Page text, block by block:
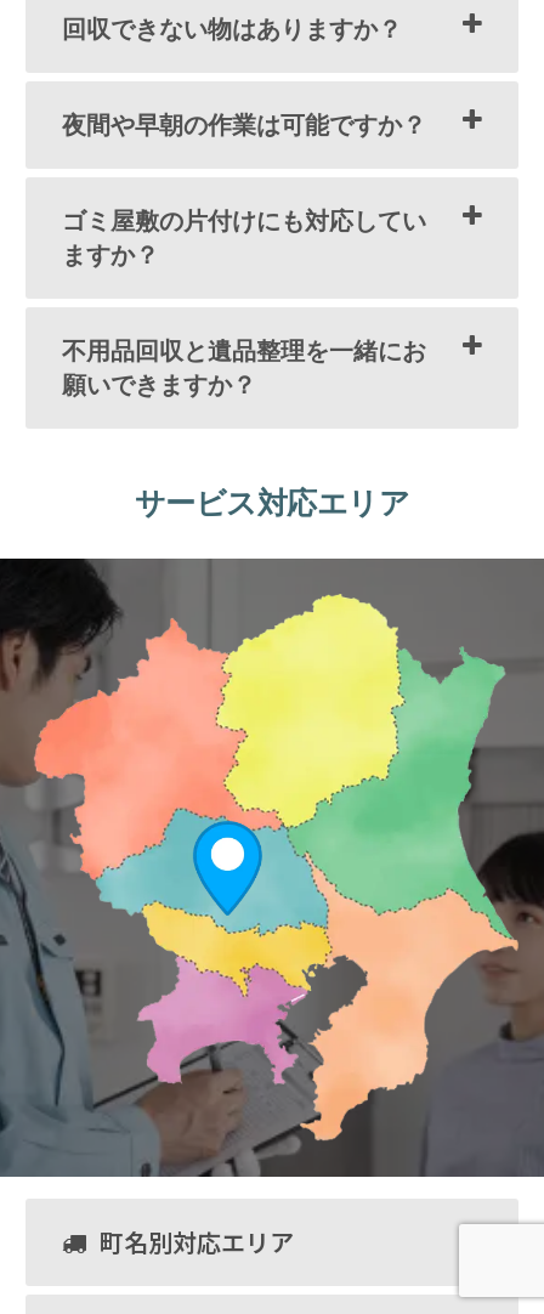
回収できない物はありますか？
夜間や早朝の作業は可能ですか？
ゴミ屋敷の片付けにも対応してい
ますか？
不用品回収と遺品整理を一緒にお
願いできますか？
サービス対応エリア
町名別対応エリア